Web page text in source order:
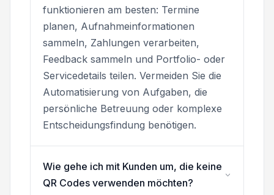
funktionieren am besten: Termine
planen, Aufnahmeinformationen
sammeln, Zahlungen verarbeiten,
Feedback sammeln und Portfolio- oder
Servicedetails teilen. Vermeiden Sie die
Automatisierung von Aufgaben, die
persönliche Betreuung oder komplexe
Entscheidungsfindung benötigen.
Wie gehe ich mit Kunden um, die keine
QR Codes verwenden möchten?